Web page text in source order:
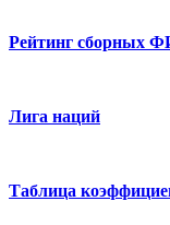
Рейтинг сборных
Лига наций
Таблица